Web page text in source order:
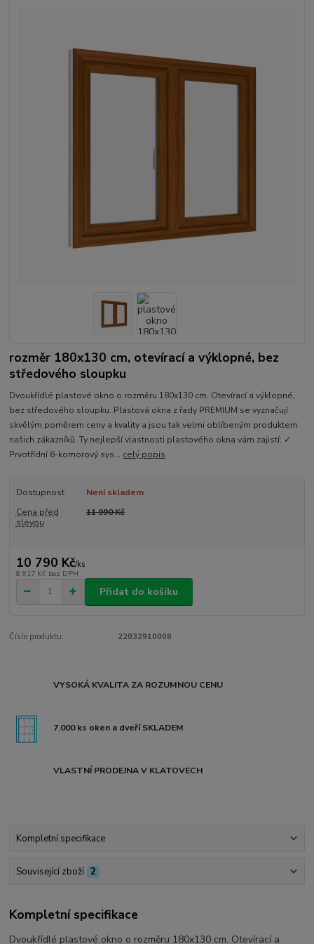
rozměr 180x130 cm, otevírací a výklopné, bez
středového sloupku
Dvoukřídlé plastové okno o rozměru 180x130 cm. Otevírací a výklopné,
bez středového sloupku. Plastová okna z řady PREMIUM se vyznačují
skvělým poměrem ceny a kvality a jsou tak velmi oblíbeným produktem
našich zákazníků. Ty nejlepší vlastnosti plastového okna vám zajistí: ✓
Prvotřídní 6-komorový sys... celý popis
Dostupnost
Není skladem
Cena před
slevou
11 990 Kč
10 790 Kč/ks
8 917 Kč bez DPH
Přidat do košíku
Číslo produktu: 22032910008
VYSOKÁ KVALITA ZA ROZUMNOU CENU
7.000 ks oken a dveří SKLADEM
VLASTNÍ PRODEJNA V KLATOVECH
Kompletní specifikace
Související zboží 2
Kompletní specifikace
Dvoukřídlé plastové okno o rozměru 180x130 cm. Otevírací a